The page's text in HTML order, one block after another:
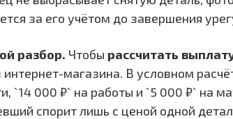
за его учётом до завершения
разбор. Чтобы рассчитать
магазина. В условном
`14 000 ₽` на работы и `5 000 ₽` на
спорит лишь с ценой одной